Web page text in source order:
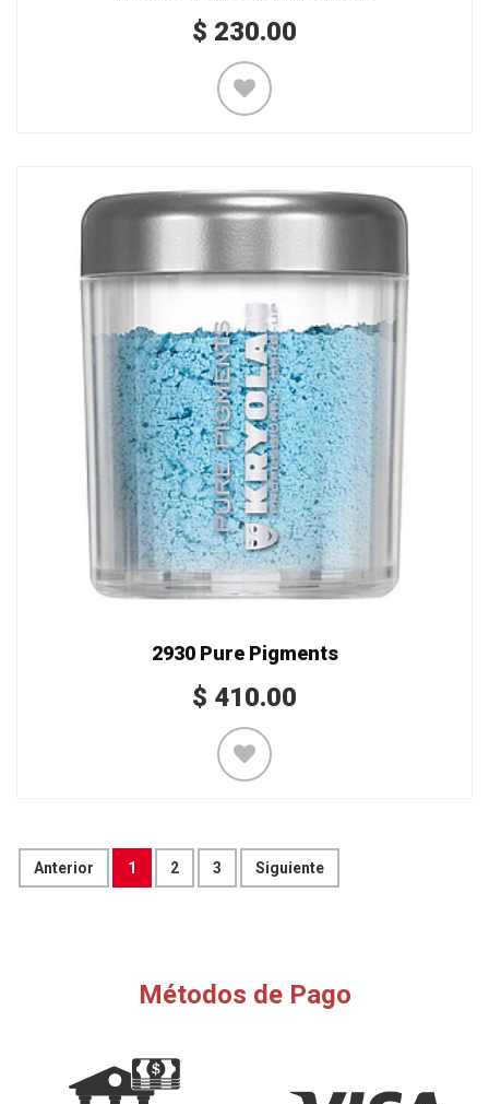
$ 230.00
2930 Pure Pigments
$ 410.00
Anterior 1 2 3 Siguiente
Métodos de Pago